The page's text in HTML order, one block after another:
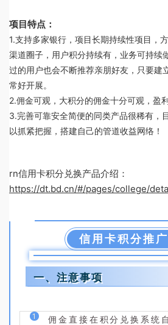
项目特点：
1.支持多家银行，项目长期持续性项目，
渠道圈子，用户积分持续有，业务可持续
过的用户也会不断推荐亲朋好友，只要建
常好开展。
2.佣金可观，大积分的佣金十分可观，盈
3.完善可靠安全简便的同类产品很稀有，
以抓紧把握，搭建自己的管道收益网络！
rn信用卡积分兑换产品介绍：
https://dt.bd.cn/#/pages/college/
信用卡积分推
一、注意事项
1
佣金直接在积分兑换系统